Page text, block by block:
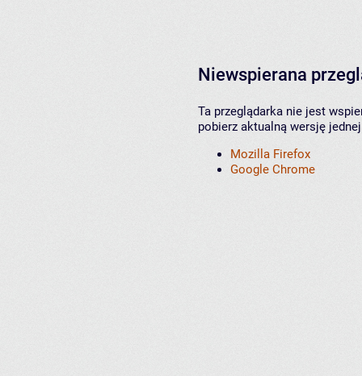
Niewspierana
Ta przeglądarka nie jest
pobierz aktualną wersję
Mozilla Firefox
Google Chrome